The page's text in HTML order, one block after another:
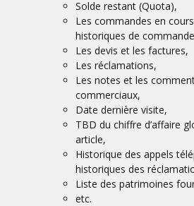
Solde restant (Quota),
Les commandes en
historiques de
Les devis et les factures,
Les réclamations,
Les notes et les
commerciaux,
Date dernière visite,
TBD du chiffre d’affaire
article,
Historique des appels
historiques des
Liste des patrimoines
etc.